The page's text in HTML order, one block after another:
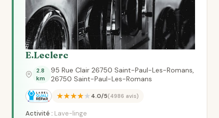
E.Leclerc
2.8
km
95 Rue Clair 26750 Saint-Paul-Les-Romans,
26750 Saint-Paul-Les-Romans
★★★★★4.0/5(4986 avis)
Activité : Lave-linge